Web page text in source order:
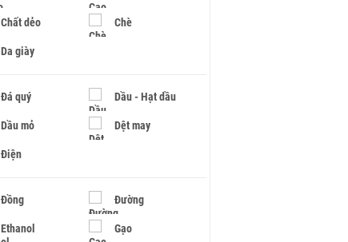
Chất dẻo Chè
Da giày
Đá quý Dầu - Hạt dầu
Dầu mỏ Dệt may
Điện
Đồng Đường
Ethanol Gạo